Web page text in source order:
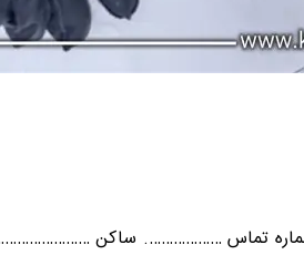
تماس ………………. ساکن